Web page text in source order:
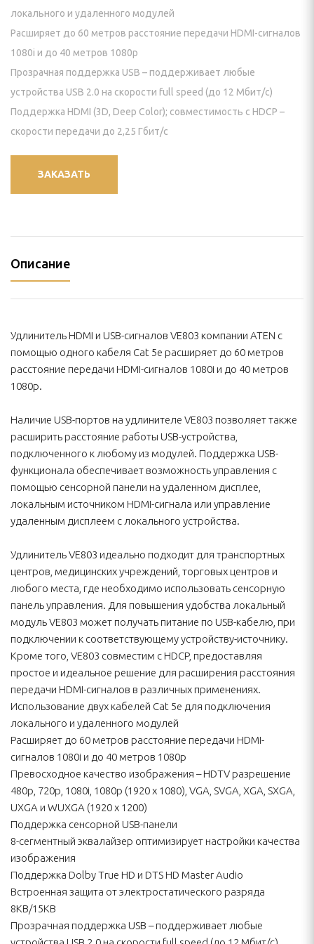
для проектора
для панелей
локального и удаленного модулей
Расширяет до 60 метров расстояние передачи HDMI-сигналов
1080i и до 40 метров 1080p
Прозрачная поддержка USB – поддерживает любые
устройства USB 2.0 на скорости full speed (до 12 Мбит/с)
Поддержка HDMI (3D, Deep Color); совместимость с HDCP –
скорости передачи до 2,25 Гбит/с
ЗАКАЗАТЬ
Описание
Удлинитель HDMI и USB-сигналов VE803 компании ATEN с
помощью одного кабеля Cat 5e расширяет до 60 метров
расстояние передачи HDMI-сигналов 1080i и до 40 метров
1080p.
Наличие USB-портов на удлинителе VE803 позволяет также
расширить расстояние работы USB-устройства,
подключенного к любому из модулей. Поддержка USB-
функционала обеспечивает возможность управления с
помощью сенсорной панели на удаленном дисплее,
локальным источником HDMI-сигнала или управление
удаленным дисплеем с локального устройства.
Удлинитель VE803 идеально подходит для транспортных
центров, медицинских учреждений, торговых центров и
любого места, где необходимо использовать сенсорную
панель управления. Для повышения удобства локальный
модуль VE803 может получать питание по USB-кабелю, при
подключении к соответствующему устройству-источнику.
Кроме того, VE803 совместим с HDCP, предоставляя
простое и идеальное решение для расширения расстояния
передачи HDMI-сигналов в различных применениях.
Использование двух кабелей Cat 5e для подключения
локального и удаленного модулей
Расширяет до 60 метров расстояние передачи HDMI-
сигналов 1080i и до 40 метров 1080p
Превосходное качество изображения – HDTV разрешение
480p, 720p, 1080i, 1080p (1920 x 1080), VGA, SVGA, XGA, SXGA,
UXGA и WUXGA (1920 x 1200)
Поддержка сенсорной USB-панели
8-сегментный эквалайзер оптимизирует настройки качества
изображения
Поддержка Dolby True HD и DTS HD Master Audio
Встроенная защита от электростатического разряда
8КВ/15КВ
Прозрачная поддержка USB – поддерживает любые